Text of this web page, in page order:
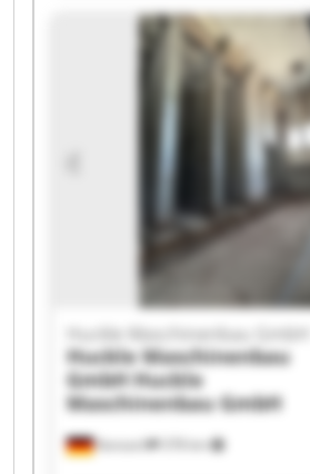
GmbH Huckle Maschinenbau
Maschinenbau GmbH Huckle
GmbH Huckle Maschinenbau
Maschinenbau GmbH Huckle
GmbH Huckle Maschinenbau
Maschinenbau GmbH Huckle
GmbH Huckle Maschinenbau
Maschinenbau GmbH Huckle
GmbH Huckle Maschinenbau
Maschinenbau GmbH
Kanzach 378 km
Huckle Maschinenbau GmbH
Huckle Maschinenbau
GmbHHuckle
Maschinenbau GmbH